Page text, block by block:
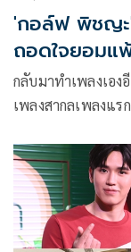
'กอล์ฟ พิชญะ'
ถอดใจยอมแ
กลับมาทำเพลงเอ
เพลงสากลเพลงแรก We Don’t
ปีเต็ม โดยกอล์ฟเปิด
ว่า